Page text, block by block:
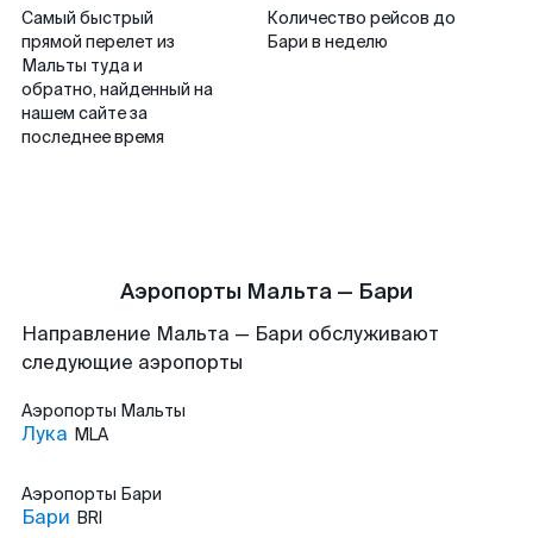
Самый быстрый
прямой перелет из
Мальты туда и
обратно, найденный на
нашем сайте за
последнее время
Количество рейсов до
Бари в неделю
Аэропорты Мальта — Бари
Направление Мальта — Бари обслуживают
следующие аэропорты
Аэропорты Мальты
Лука MLA
Аэропорты Бари
Бари BRI